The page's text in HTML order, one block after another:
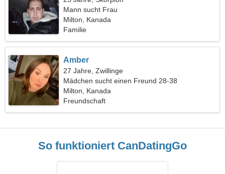
Mann sucht Frau
Milton, Kanada
Familie
Amber
27 Jahre, Zwillinge
Mädchen sucht einen Freund 28-38
Milton, Kanada
Freundschaft
So funktioniert CanDatingGo